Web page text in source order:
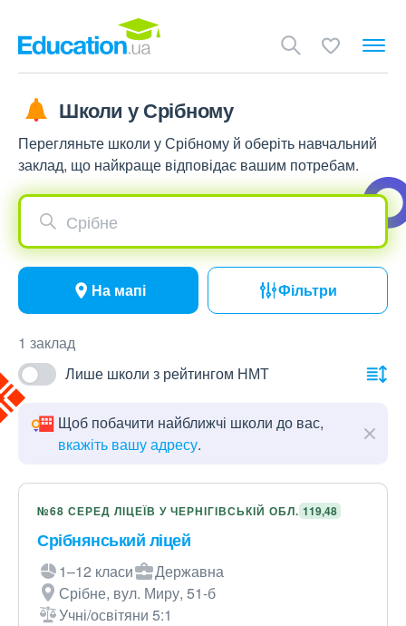
Школи у Срібному
Перегляньте школи у Срібному й оберіть навчальний
заклад, що найкраще відповідає вашим потребам.
Срібне
На мапі Фільтри
1 заклад
Лише школи з рейтингом НМТ
Щоб побачити найближчі школи до вас,
вкажіть вашу адресу.
№68 СЕРЕД ЛІЦЕЇВ У ЧЕРНІГІВСЬКІЙ ОБЛ. 119,48
Срібнянський ліцей
1–12 класи
Державна
Срібне, вул. Миру, 51-б
Учні/освітяни 5:1